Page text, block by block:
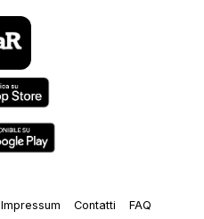
Impressum Contatti
FAQ